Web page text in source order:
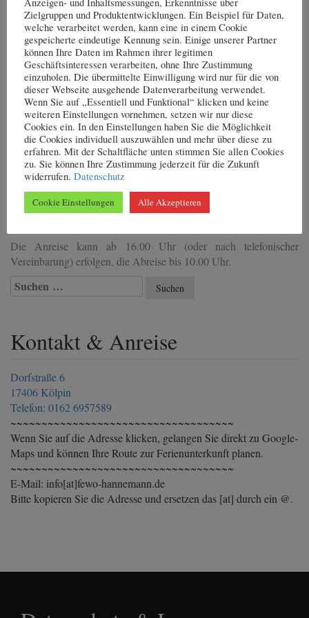
Sie natürlich rauchen dürfen.
Hauptsaison:20.06 – 10.09
–>
Preis pro Tag: 90,00 EURO
Nebensaison:01.01 – 19.06, 11.09 – 31.12 –>
pro Tag: 80,00 EURO
Aufbettung pro Person/ Tag:9,50 EURO
Endreinigung pro Aufenthalt:40,00 EURO
Haustiere sind nicht gestattet.
Ihnen steht ein Grillplatz zur Verfügung. Bettwäsche und
Handtücher sind inklusive. Ein Kinderreisebett und ein Hochstuhl
können auf Anfrage bereitgestellt werden. Es sind gute
Einkaufsmöglichkeiten in der etwa 5 km entfernten Stadt Usedom
Die Anreise kann ab 16.00 Uhr (oder nach telefonischer
Vereinbarung) erfolgen, die Abreise bis 10.00 Uhr.
Suchen
nach:
Kontakt & Anreise
Dorfstraße 6
17406 Kölpin
Telefon: 0162 6957589
~~~~~~~~~~~~~~~~~~~~~~~~~~~~~~~~~~~~
Wenn Sie auf die Adresse klicken, gelangen Sie direkt zu Google-
Maps und können Ihre Route zur Ferienunterkunft planen.
~~~~~~~~~~~~~~~~~~~~~~~~~~~~~~~~~~~~
E-Mail: info[at]fewo-hannemann.de
Bitte kopieren Sie die Adresse und ersetzen das [at] durch ein @.
Zielgruppen und Produktentwicklungen. Ein Beispiel für Daten,
welche verarbeitet werden, kann eine in einem Cookie
gespeicherte eindeutige Kennung sein. Einige unserer Partner
können Ihre Daten im Rahmen ihrer legitimen
Geschäftsinteressen verarbeiten, ohne Ihre Zustimmung
einzuholen. Die übermittelte Einwilligung wird nur für die von
dieser Webseite ausgehende Datenverarbeitung verwendet.
Wenn Sie auf „Essentiell und Funktional“ klicken und keine
weiteren Einstellungen vornehmen, setzen wir nur diese
Cookies ein. In den Einstellungen haben Sie die Möglichkeit
die Cookies individuell auszuwählen und mehr über diese zu
erfahren. Mit der Schaltfläche unten stimmen Sie allen Cookies
zu. Sie können Ihre Zustimmung jederzeit für die Zukunft
widerrufen. Datenschutz
Cookie Einstellungen Alle Akzeptieren